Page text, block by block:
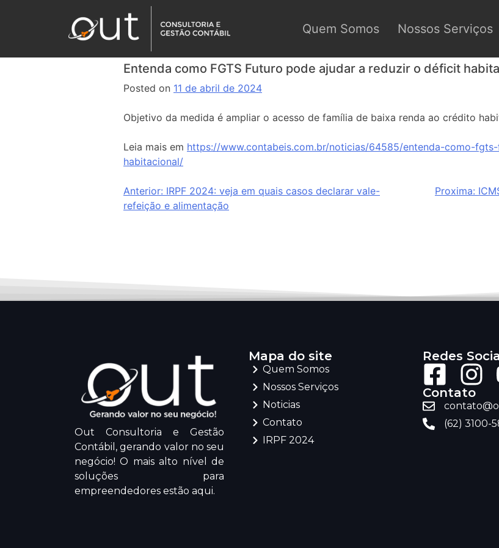
Quem Somos Nossos Serviços
Entenda como FGTS Futuro pode ajudar a reduzir o déficit
Posted on 11 de abril de 2024
Objetivo da medida é ampliar o acesso de família de baixa renda ao crédito
Leia mais em https://www.contabeis.com.br/noticias/64585/entenda-como-
habitacional/
Anterior: IRPF 2024: veja em quais casos declarar vale-
refeição e alimentação
Proxima:
Out Consultoria e Gestão
Contábil, gerando valor no seu
negócio! O mais alto nível de
soluções para
empreendedores estão aqui.
Mapa do site
Quem Somos
Nossos Serviços
Noticias
Contato
IRPF 2024
Redes
Contato
(62) 3100-